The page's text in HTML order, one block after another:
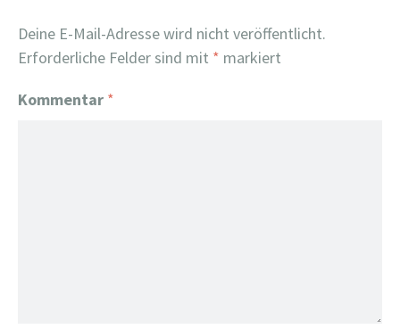
Deine E-Mail-Adresse wird nicht veröffentlicht.
Erforderliche Felder sind mit * markiert
Kommentar *